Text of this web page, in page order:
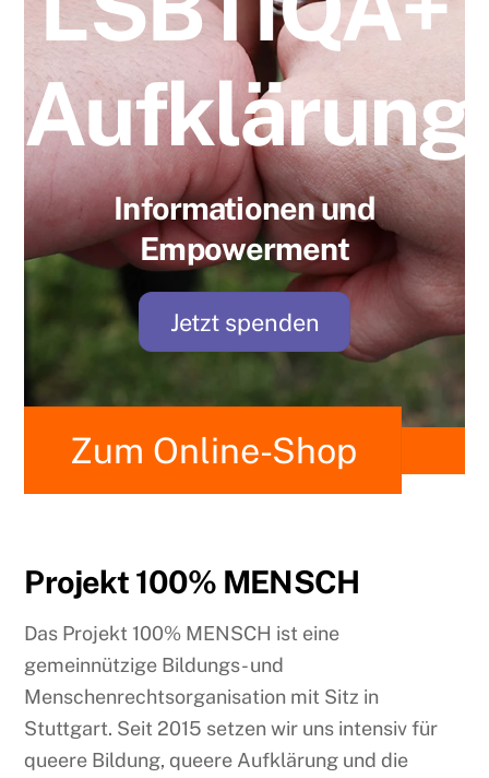
Aufklärung
Informationen und
Empowerment
Jetzt spenden
Zum Online-Shop
Projekt 100% MENSCH
Das Projekt 100% MENSCH ist eine
gemeinnützige Bildungs- und
Menschenrechtsorganisation mit Sitz in
Stuttgart. Seit 2015 setzen wir uns intensiv für
queere Bildung, queere Aufklärung und die